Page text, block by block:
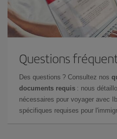
Questions
Des questions ? Consultez nos
documents requis : nous
nécessaires pour voyager avec
spécifiques requises pour